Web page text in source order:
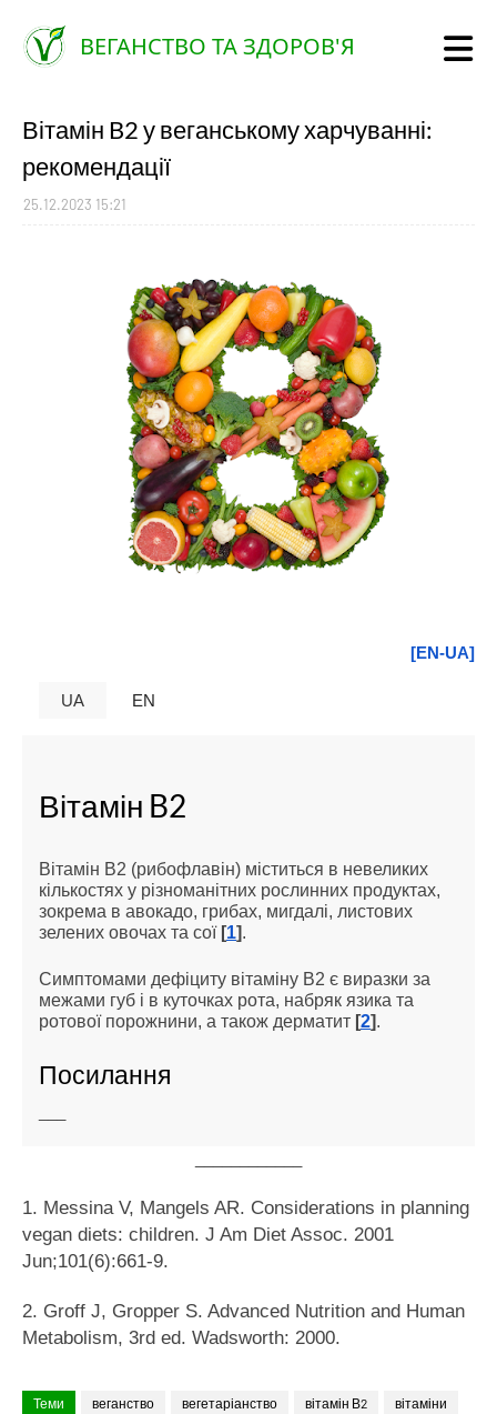
ВЕГАНСТВО ТА ЗДОРОВ'Я
Вітамін B2 у веганському харчуванні:
рекомендації
25.12.2023 15:21
[EN-UA]
UA EN
Вітамін B2
Вітамін В2 (рибофлавін) міститься в невеликих
кількостях у різноманітних рослинних продуктах,
зокрема в авокадо, грибах, мигдалі, листових
зелених овочах та сої [1].
Симптомами дефіциту вітаміну В2 є виразки за
межами губ і в куточках рота, набряк язика та
ротової порожнини, а також дерматит [2].
Посилання
1. Messina V, Mangels AR. Considerations in planning
vegan diets: children. J Am Diet Assoc. 2001
Jun;101(6):661-9.
2. Groff J, Gropper S. Advanced Nutrition and Human
Metabolism, 3rd ed. Wadsworth: 2000.
Теми веганство вегетаріанство вітамін В2
вітаміни